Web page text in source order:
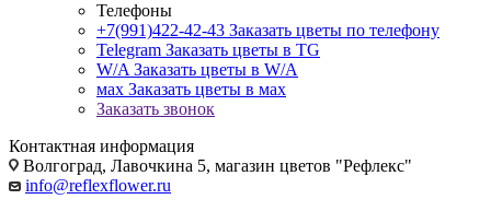
Телефоны
+7(991)422-42-43 Заказать цветы по телефону
Telegram Заказать цветы в TG
W/A Заказать цветы в W/A
мах Заказать цветы в мах
Заказать звонок
Контактная информация
Волгоград, Лавочкина 5, магазин цветов "Рефлекс"
info@reflexflower.ru